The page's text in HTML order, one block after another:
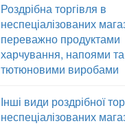
Роздрібна торгівля в
неспеціалізованих
переважно продуктами
харчування, напоями та
тютюновими виробами
Інші види роздрібної
неспеціалізованих